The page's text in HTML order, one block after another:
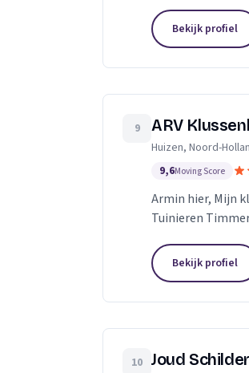
Bekijk profiel
9 ARV
Huizen, Noord-
9,6Moving Score
Armin hier, Mijn
Tuinieren
Bekijk profiel
10 Joud